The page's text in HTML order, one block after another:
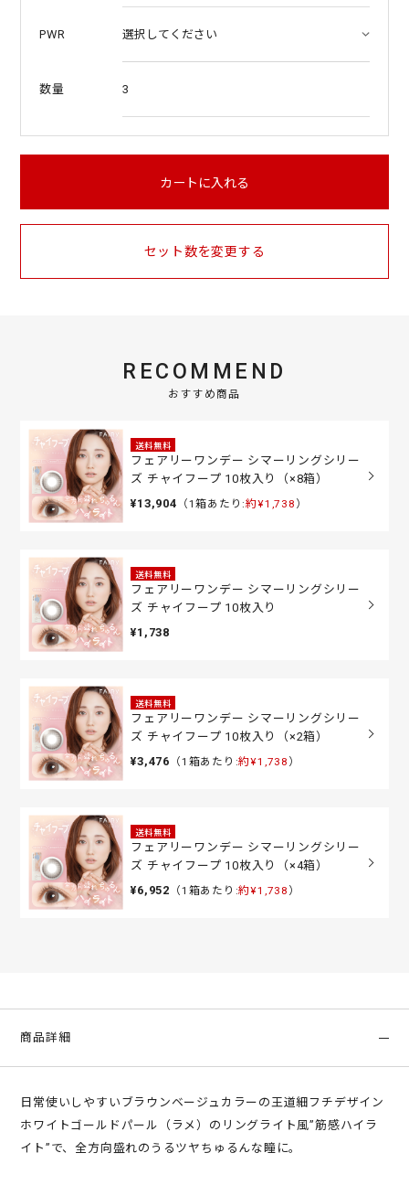
PWR
数量 3
カートに入れる
セット数を変更する
RECOMMEND
おすすめ商品
送料無料
フェアリーワンデー シマーリングシリー
ズ チャイフープ 10枚入り（×8箱）
¥13,904 （1箱あたり:約¥1,738 ）
送料無料
フェアリーワンデー シマーリングシリー
ズ チャイフープ 10枚入り
¥1,738
送料無料
フェアリーワンデー シマーリングシリー
ズ チャイフープ 10枚入り（×2箱）
¥3,476 （1箱あたり:約¥1,738 ）
送料無料
フェアリーワンデー シマーリングシリー
ズ チャイフープ 10枚入り（×4箱）
¥6,952 （1箱あたり:約¥1,738 ）
商品詳細
日常使いしやすいブラウンベージュカラーの王道細フチデザイン
ホワイトゴールドパール（ラメ）のリングライト風”筋感ハイラ
イト”で、全方向盛れのうるツヤちゅるんな瞳に。